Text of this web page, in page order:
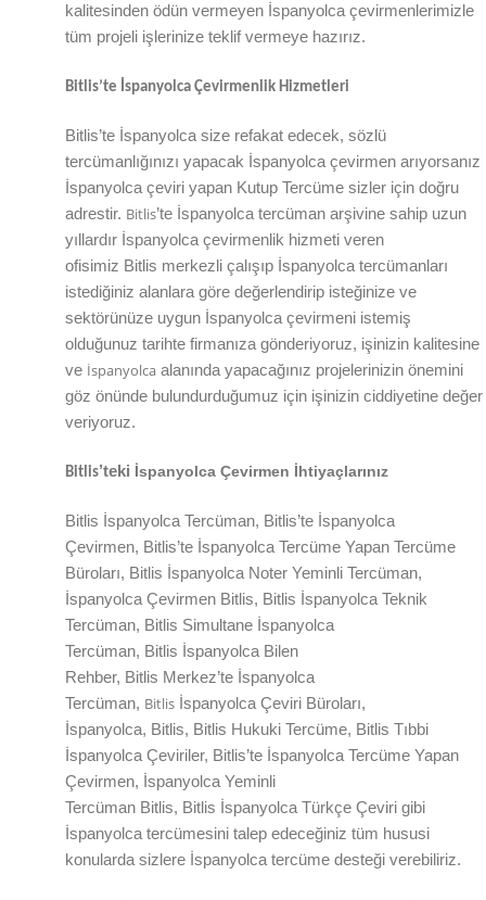
kalitesinden ödün vermeyen İspanyolca çevirmenlerimizle
tüm projeli işlerinize teklif vermeye hazırız.
Bitlis’te İspanyolca Çevirmenlik Hizmetleri
Bitlis’te İspanyolca size refakat edecek, sözlü
tercümanlığınızı yapacak İspanyolca çevirmen arıyorsanız
İspanyolca çeviri yapan Kutup Tercüme sizler için doğru
adrestir. Bitlis’te İspanyolca tercüman arşivine sahip uzun
yıllardır İspanyolca çevirmenlik hizmeti veren
ofisimiz Bitlis merkezli çalışıp İspanyolca tercümanları
istediğiniz alanlara göre değerlendirip isteğinize ve
sektörünüze uygun İspanyolca çevirmeni istemiş
olduğunuz tarihte firmanıza gönderiyoruz, işinizin kalitesine
ve İspanyolca alanında yapacağınız projelerinizin önemini
göz önünde bulundurduğumuz için işinizin ciddiyetine değer
veriyoruz.
Bitlis’teki İspanyolca Çevirmen İhtiyaçlarınız
Bitlis İspanyolca Tercüman, Bitlis’te İspanyolca
Çevirmen, Bitlis’te İspanyolca Tercüme Yapan Tercüme
Büroları, Bitlis İspanyolca Noter Yeminli Tercüman,
İspanyolca Çevirmen Bitlis, Bitlis İspanyolca Teknik
Tercüman, Bitlis Simultane İspanyolca
Tercüman, Bitlis İspanyolca Bilen
Rehber, Bitlis Merkez’te İspanyolca
Tercüman, Bitlis İspanyolca Çeviri Büroları,
İspanyolca, Bitlis, Bitlis Hukuki Tercüme, Bitlis Tıbbi
İspanyolca Çeviriler, Bitlis’te İspanyolca Tercüme Yapan
Çevirmen, İspanyolca Yeminli
Tercüman Bitlis, Bitlis İspanyolca Türkçe Çeviri gibi
İspanyolca tercümesini talep edeceğiniz tüm hususi
konularda sizlere İspanyolca tercüme desteği verebiliriz.